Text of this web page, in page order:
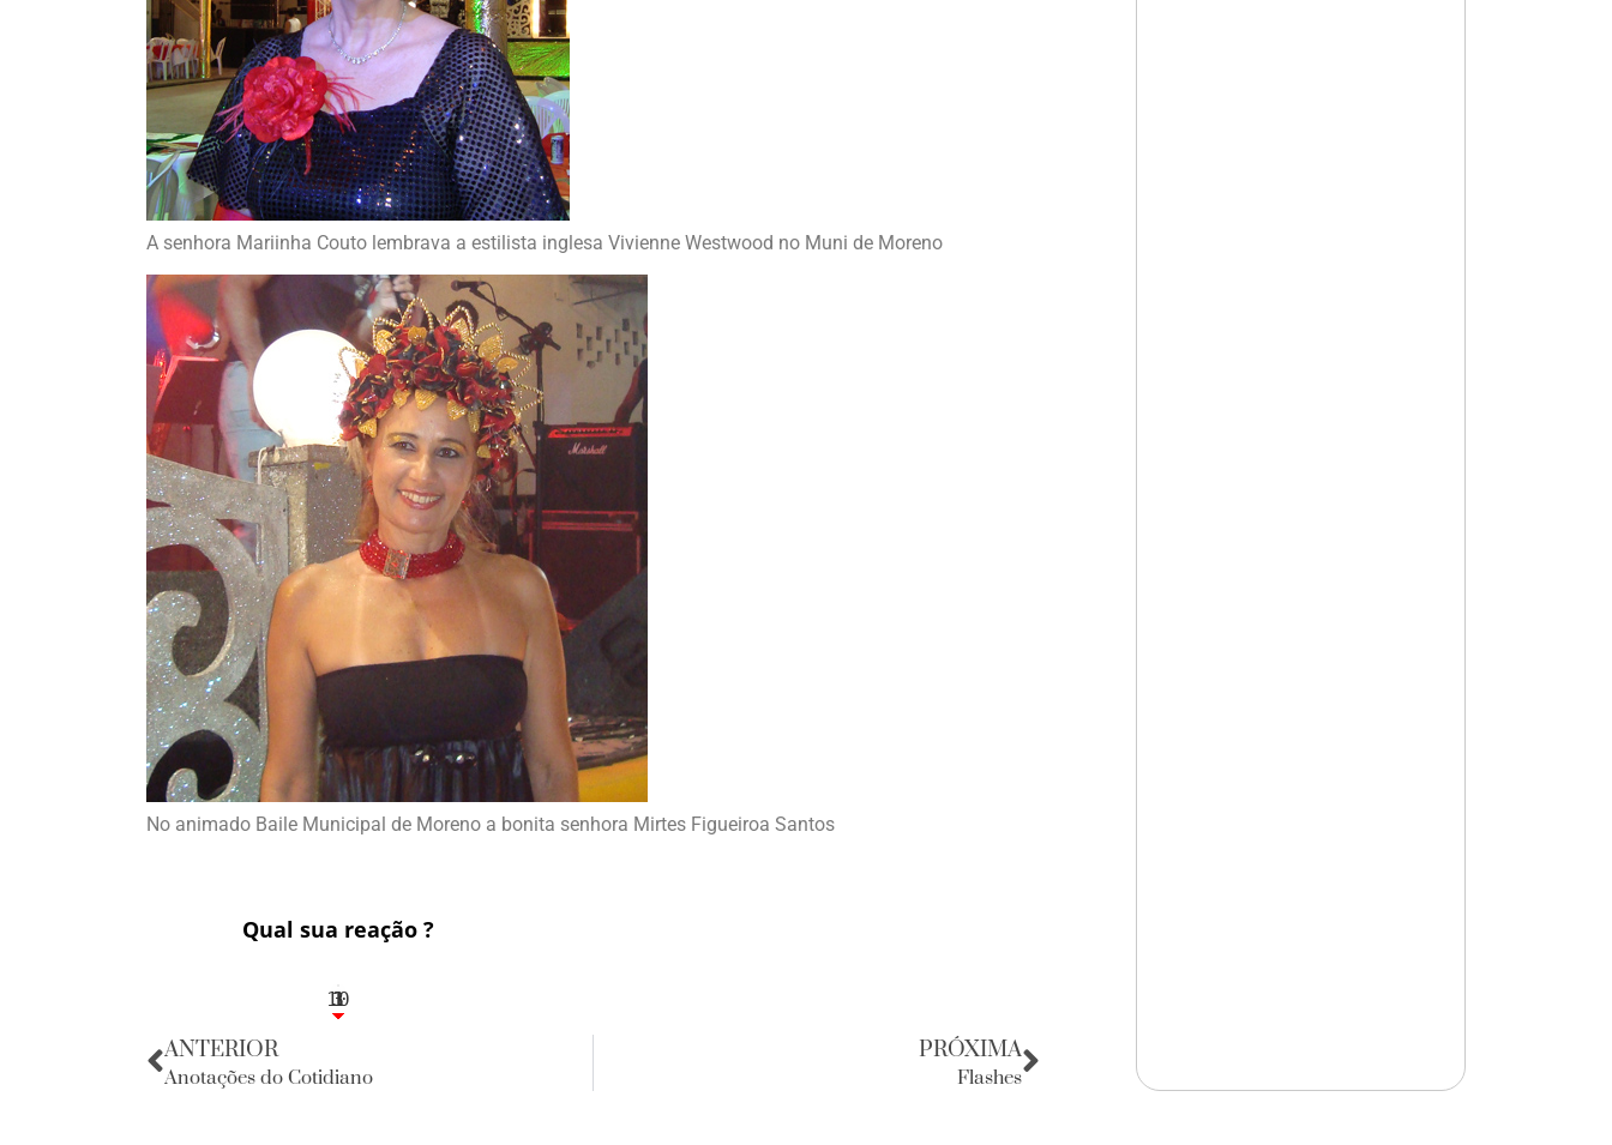
A senhora Mariinha Couto lembrava a estilista inglesa Vivienne Westwood no Muni de Moreno
No animado Baile Municipal de Moreno a bonita senhora Mirtes Figueiroa Santos
Qual sua reação ?
3
1
1
3
10
ANTERIOR
Anotações do Cotidiano
PRÓXIMA
Flashes